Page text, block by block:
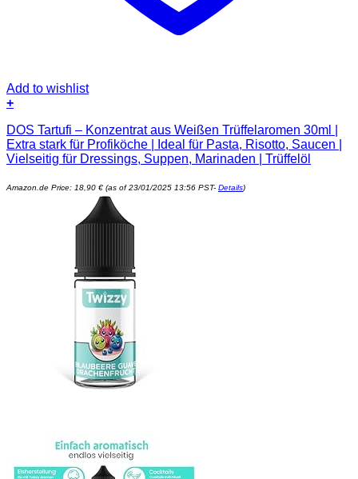
Add to wishlist
+
DOS Tartufi – Konzentrat aus Weißen Trüffelaromen 30ml |
Extra stark für Profiköche | Ideal für Pasta, Risotto, Saucen |
Vielseitig für Dressings, Suppen, Marinaden | Trüffelöl
Amazon.de Price: 18,90 € (as of 23/01/2025 13:56 PST- Details)